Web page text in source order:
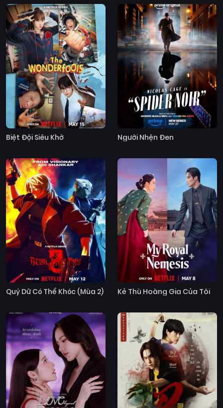
Biệt Đội Siêu Khờ Người Nhện Đen
Quỷ Dữ Có Thể Khóc (Mùa 2) Kẻ Thù Hoàng Gia Của Tôi